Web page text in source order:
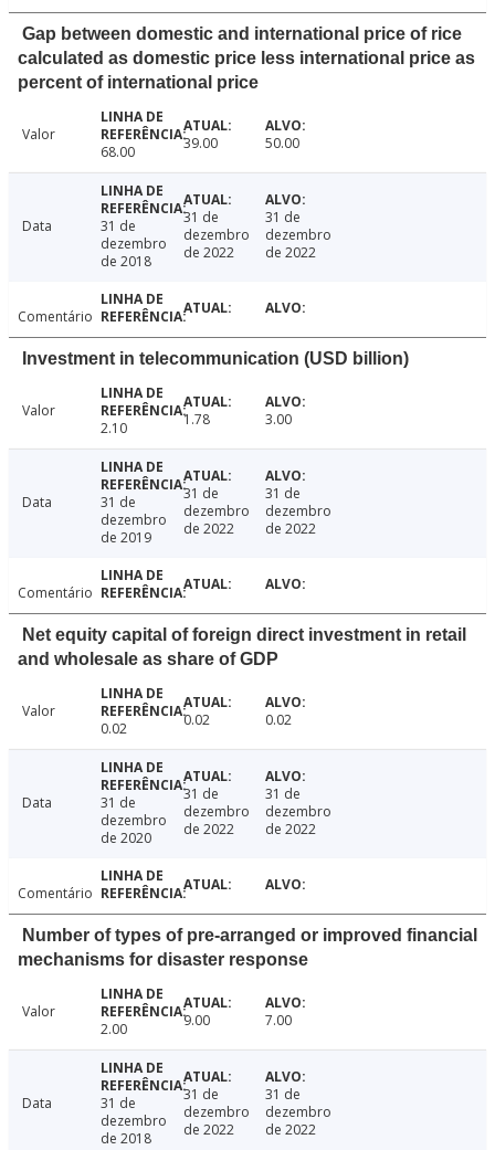
Gap between domestic and international price of rice
calculated as domestic price less international price as
percent of international price
Valor
68.00
39.00 50.00
Data
31 de
dezembro
de 2018
31 de
dezembro
de 2022
31 de
dezembro
de 2022
Comentário
Investment in telecommunication (USD billion)
Valor
2.10
1.78 3.00
Data
31 de
dezembro
de 2019
31 de
dezembro
de 2022
31 de
dezembro
de 2022
Comentário
Net equity capital of foreign direct investment in retail
and wholesale as share of GDP
Valor
0.02
0.02 0.02
Data
31 de
dezembro
de 2020
31 de
dezembro
de 2022
31 de
dezembro
de 2022
Comentário
Number of types of pre-arranged or improved financial
mechanisms for disaster response
Valor
2.00
9.00 7.00
Data
31 de
dezembro
de 2018
31 de
dezembro
de 2022
31 de
dezembro
de 2022